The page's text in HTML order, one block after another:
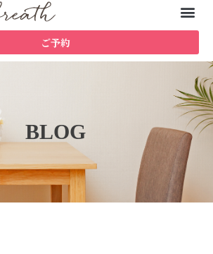
ご予約
BLOG